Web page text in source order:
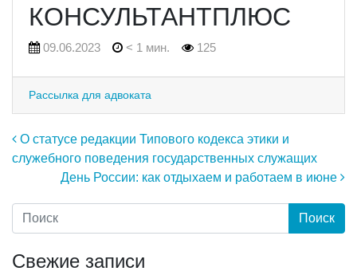
КОНСУЛЬТАНТПЛЮС
09.06.2023 < 1 мин. 125
Рассылка для адвоката
Навигация по записям
О статусе редакции Типового кодекса этики и
служебного поведения государственных служащих
День России: как отдыхаем и работаем в июне
Свежие записи